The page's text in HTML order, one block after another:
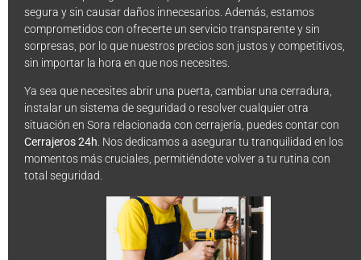
segura y sin causar daños innecesarios. Además, estamos
comprometidos con ofrecerte un servicio transparente y sin
sorpresas, por lo que nuestros precios son justos y competitivos,
sin importar la hora en que nos necesites.
Ya sea que necesites abrir una puerta, cambiar una cerradura,
instalar un sistema de seguridad o resolver cualquier otra
situación en Sora relacionada con cerrajería, puedes contar con
Cerrajeros 24h. Nos dedicamos a asegurar tu tranquilidad en los
momentos más cruciales, permitiéndote volver a tu rutina con
total seguridad.